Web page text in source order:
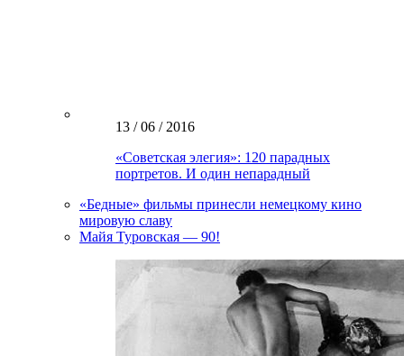
13 / 06 / 2016
«Советская элегия»: 120 парадных
портретов. И один непарадный
«Бедные» фильмы принесли немецкому кино
мировую славу
Майя Туровская — 90!